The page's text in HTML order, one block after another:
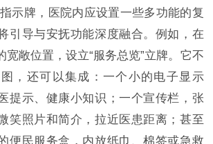
示牌，医院内应设置一些多功能的复
引导与安抚功能深度融合。例如，在
宽敞位置，设立“服务总览”立牌。它不
，还可以集成：一个小的电子显示
提示、健康小知识；一个宣传栏，张
笑照片和简介，拉近医患距离；甚至
便民服务盒，内放纸巾、棉签或急救